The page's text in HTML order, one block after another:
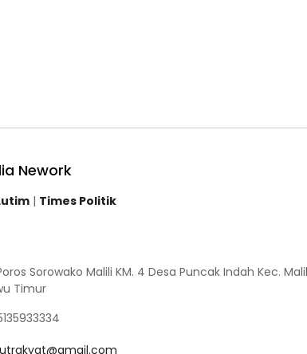
Nework
| Times Politik
Sorowako Malili KM. 4 Desa Puncak Indah Kec.
Timur